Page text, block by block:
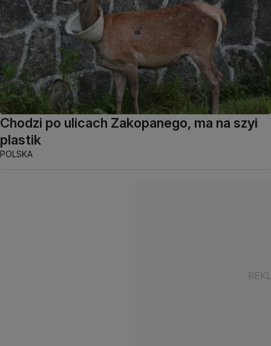
Chodzi po ulicach Zakopanego, ma na szyi
plastik
POLSKA